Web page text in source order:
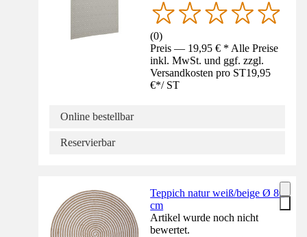
(0)
Preis — 19,95 € * Alle Preise
inkl. MwSt. und ggf. zzgl.
Versandkosten pro ST19,95
€*/ ST
Online bestellbar
Reservierbar
Teppich natur weiß/beige Ø 80
cm
Artikel wurde noch nicht
bewertet.